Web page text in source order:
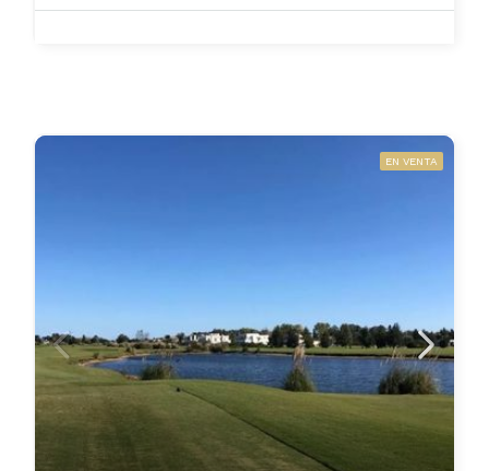
EN VENTA